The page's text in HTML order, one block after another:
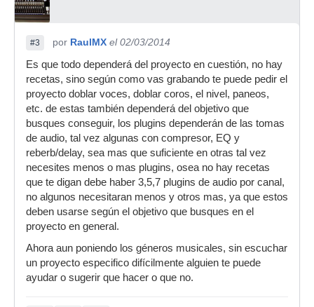
#3 por RaulMX el 02/03/2014
Es que todo dependerá del proyecto en cuestión, no hay
recetas, sino según como vas grabando te puede pedir el
proyecto doblar voces, doblar coros, el nivel, paneos,
etc. de estas también dependerá del objetivo que
busques conseguir, los plugins dependerán de las tomas
de audio, tal vez algunas con compresor, EQ y
reberb/delay, sea mas que suficiente en otras tal vez
necesites menos o mas plugins, osea no hay recetas
que te digan debe haber 3,5,7 plugins de audio por canal,
no algunos necesitaran menos y otros mas, ya que estos
deben usarse según el objetivo que busques en el
proyecto en general.
Ahora aun poniendo los géneros musicales, sin escuchar
un proyecto especifico difícilmente alguien te puede
ayudar o sugerir que hacer o que no.